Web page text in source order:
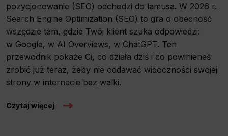
pozycjonowanie (SEO) odchodzi do lamusa. W 2026 r.
Search Engine Optimization (SEO) to gra o obecność
wszędzie tam, gdzie Twój klient szuka odpowiedzi:
w Google, w AI Overviews, w ChatGPT. Ten
przewodnik pokaże Ci, co działa dziś i co powinieneś
zrobić już teraz, żeby nie oddawać widoczności swojej
strony w internecie bez walki.
Czytaj więcej